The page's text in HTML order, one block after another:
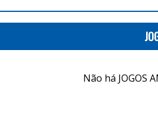
Não há JOGOS